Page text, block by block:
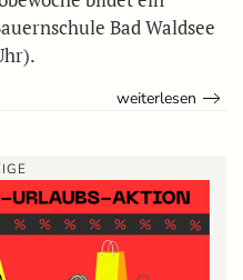
Bad Waldsee
weiterlesen